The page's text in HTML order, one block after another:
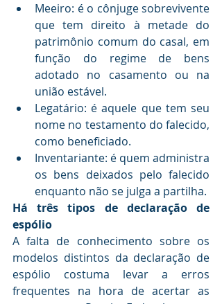
Meeiro: é o cônjuge sobrevivente
que tem direito à metade do
patrimônio comum do casal, em
função do regime de bens
adotado no casamento ou na
união estável.
Legatário: é aquele que tem seu
nome no testamento do falecido,
como beneficiado.
Inventariante: é quem administra
os bens deixados pelo falecido
enquanto não se julga a partilha.
Há três tipos de declaração de
espólio
A falta de conhecimento sobre os
modelos distintos da declaração de
espólio costuma levar a erros
frequentes na hora de acertar as